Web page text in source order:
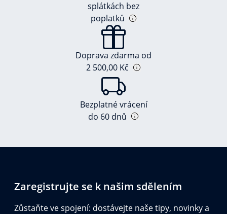
splátkách bez
poplatků
Doprava zdarma od
2 500,00 Kč
Bezplatné vrácení
do 60 dnů
Zaregistrujte se k našim sdělením
Zůstaňte ve spojení: dostávejte naše tipy, novinky a